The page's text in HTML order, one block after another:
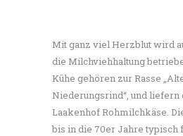
Mit ganz viel Herzblut wird
die Milchviehhaltung
Kühe gehören zur Rasse
Niederungsrind“, und
Laakenhof Rohmilchkäse.
bis in die 70er Jahre typisch